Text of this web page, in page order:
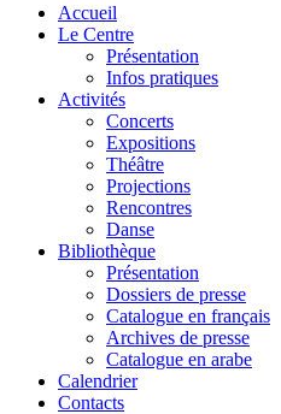
Accueil
Le Centre
Présentation
Infos pratiques
Activités
Concerts
Expositions
Théâtre
Projections
Rencontres
Danse
Bibliothèque
Présentation
Dossiers de presse
Catalogue en français
Archives de presse
Catalogue en arabe
Calendrier
Contacts